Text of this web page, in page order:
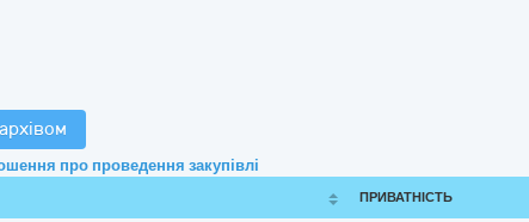
про проведення закупівлі
ПРИВАТНІСТЬ